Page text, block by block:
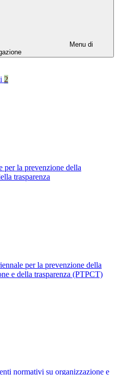
Menu di
2
per la prevenzione della
trasparenza
per la prevenzione della
e della trasparenza (PTPCT)
normativi su organizzazione e